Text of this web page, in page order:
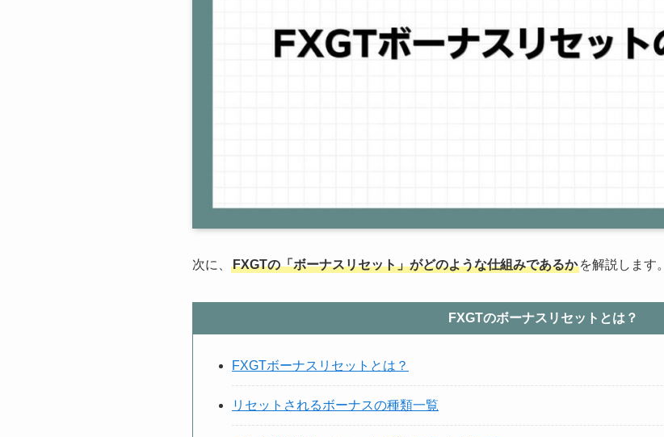
次に、 FXGTの「ボーナスリセット」がどのような仕組みであるか を解説します。
FXGTのボーナスリセットとは？
FXGTボーナスリセットとは？
リセットされるボーナスの種類一覧